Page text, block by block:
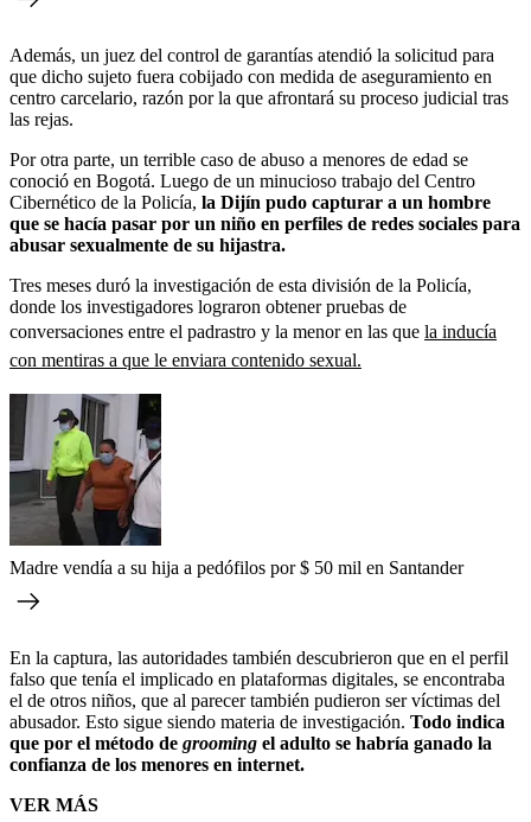
Además, un juez del control de garantías atendió la solicitud para
que dicho sujeto fuera cobijado con medida de aseguramiento en
centro carcelario, razón por la que afrontará su proceso judicial tras
las rejas.
Por otra parte, un terrible caso de abuso a menores de edad se
conoció en Bogotá. Luego de un minucioso trabajo del Centro
Cibernético de la Policía, la Dijín pudo capturar a un hombre
que se hacía pasar por un niño en perfiles de redes sociales para
abusar sexualmente de su hijastra.
Tres meses duró la investigación de esta división de la Policía,
donde los investigadores lograron obtener pruebas de
conversaciones entre el padrastro y la menor en las que la inducía
con mentiras a que le enviara contenido sexual.
Madre vendía a su hija a pedófilos por $ 50 mil en Santander
En la captura, las autoridades también descubrieron que en el perfil
falso que tenía el implicado en plataformas digitales, se encontraba
el de otros niños, que al parecer también pudieron ser víctimas del
abusador. Esto sigue siendo materia de investigación. Todo indica
que por el método de grooming el adulto se habría ganado la
confianza de los menores en internet.
VER MÁS